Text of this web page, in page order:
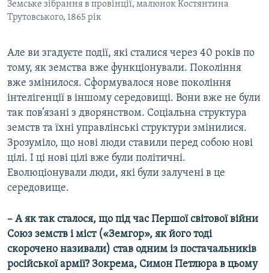
Земське зібрання в провінції, малюнок Костянтина
Трутовського, 1865 рік
Але ви згадуєте події, які сталися через 40 років по
тому, як земства вже функціонували. Покоління
вже змінилося. Сформувалося нове покоління
інтелігенції в іншому середовищі. Вони вже не були
так пов’язані з дворянством. Соціальна структура
земств та їхні управлінські структури змінилися.
Зрозуміло, що нові люди ставили перед собою нові
цілі. І ці нові цілі вже були політичні.
Еволюціонували люди, які були залучені в це
середовище.
– А як так сталося, що під час Першої світової війни
Союз земств і міст («Земгор», як його тоді
скорочено називали) став одним із постачальників
російської армії? Зокрема, Симон Петлюра в цьому